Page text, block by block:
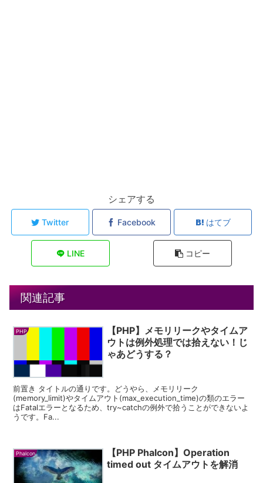
シェアする
Twitter Facebook はてブ
LINE コピー
関連記事
PHP
【PHP】メモリリークやタイムア
ウトは例外処理では拾えない！じ
ゃあどうする？
前置き タイトルの通りです。どうやら、メモリリーク
(memory_limit)やタイムアウト(max_execution_time)の類のエラー
はFatalエラーとなるため、try~catchの例外で拾うことができないよ
うです。Fa...
Phalcon
【PHP Phalcon】Operation
timed out タイムアウトを解消